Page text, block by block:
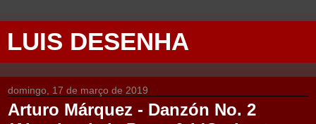
LUIS DESENHA
domingo, 17 de março de 2019
Arturo Márquez - Danzón No. 2